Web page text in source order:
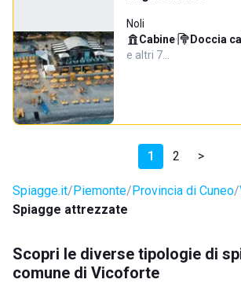
Noli
Cabine· Doccia
e altri 7…
1 2 >
Spiagge.it Piemonte Provincia di Cuneo
Spiagge attrezzate
Scopri le diverse tipologie di
comune di Vicoforte